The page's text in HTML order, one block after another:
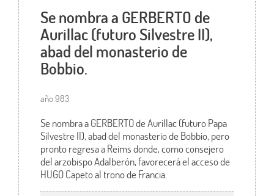
Se nombra a GERBERTO de
Aurillac (futuro Silvestre II),
abad del monasterio de
Bobbio.
año 983
Se nombra a GERBERTO de Aurillac (futuro Papa
Silvestre II), abad del monasterio de Bobbio, pero
pronto regresa a Reims donde, como consejero
del arzobispo Adalberón, favorecerá el acceso de
HUGO Capeto al trono de Francia.